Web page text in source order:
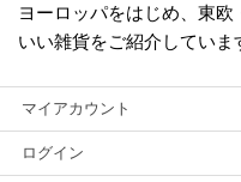
ヨーロッパをはじめ、東
いい雑貨をご紹介していま
マイアカウント
ログイン